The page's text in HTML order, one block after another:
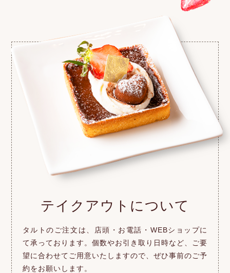
テイクアウトについて
タルトのご注文は、店頭・お電話・WEBショップに
て承っております。個数やお引き取り日時など、ご要
望に合わせてご用意いたしますので、ぜひ事前のご予
約をお願いします。